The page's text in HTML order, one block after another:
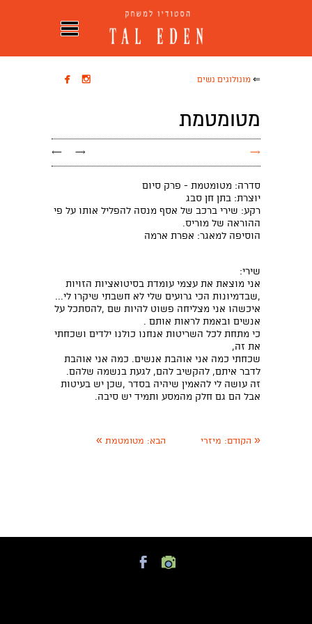
  ⇐ מונולוגים נשים
מטומטמת
→
→
←
סדרה: מטומטמת - פרק סיום
יוצרת: בתן חן סבג
רקע: שירי ברכב של אסף מנסה להפליל אותו על פי
ההוראה של מוריס.
הוסיפה למאגר: אפרת ארמה
שירי:
אני מוצאת את עצמי עומדת בסיטואציות הזויות
,שבדמיונות הכי גרועים שלי לא חשבתי שיקרו לי...
איכשהו אני מצליחה פשוט להיות שם ,להסתכל על
אנשים ובאמת לראות אותם .
כי מתחת לכל השריטות אנחנו כולנו ילדים ושכחתי
את זה,
שכחתי כמה אני אוהבת אנשים. כמה אני אוהבת
לדבר איתם, להקשיב להם, לגעת בנשמה שלהם.
זה עושה לי להאמין שיהיה בסדר ,שכן יש בעיטות
אבל הם גם חלק מהמסע ותמיד יש סיבה.
« הקודם: מיזרי הבא: מטומטמת »